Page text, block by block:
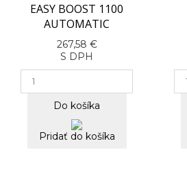
EASY BOOST 1100
AUTOMATIC
267,58 €
S DPH
Do košíka
Pridať do košíka